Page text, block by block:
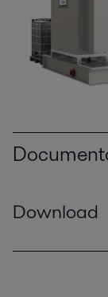
Download